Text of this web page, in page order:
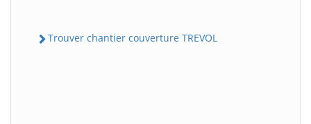
Trouver chantier couverture TREVOL